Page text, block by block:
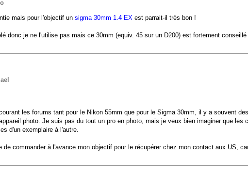
mais pour l'objectif un sigma 30mm 1.4 EX est parrait-il très bon !
donc je ne l'utilise pas mais ce 30mm (equiv. 45 sur un D200) est fortement
les forums tant pour le Nikon 55mm que pour le Sigma 30mm, il y a souvent
photo. Je suis pas du tout un pro en photo, mais je veux bien imaginer que
d'un exemplaire à l'autre.
de commander à l'avance mon objectif pour le récupérer chez mon contact aux US,